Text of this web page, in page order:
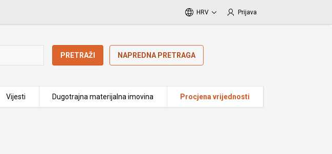
HRV Prijava
PRETRAŽI NAPREDNA PRETRAGA
Vijesti Dugotrajna materijalna imovina Procjena vrijednosti